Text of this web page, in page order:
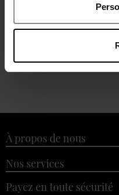
Coffret
78,90 € Ajouter
À propos de nous
Nos services
Payez en toute sécurité